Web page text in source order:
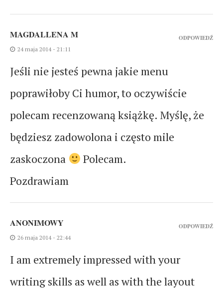
MAGDALLENA M
24 maja 2014 - 21:11
Jeśli nie jesteś pewna jakie menu
poprawiłoby Ci humor, to oczywiście
polecam recenzowaną książkę. Myślę, że
będziesz zadowolona i często mile
zaskoczona
Polecam.
Pozdrawiam
ODPOWIEDŹ
ANONIMOWY
26 maja 2014 - 22:44
I am extremely impressed with your
writing skills as well as with the layout
ODPOWIEDŹ